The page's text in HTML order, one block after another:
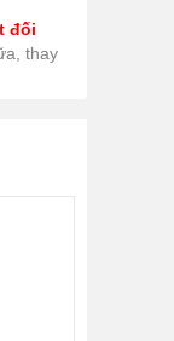
đối
thay